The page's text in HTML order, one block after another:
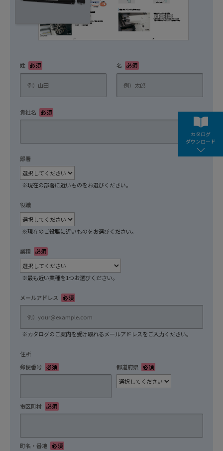
姓 必須 名 必須
貴社名 必須
部署
※現在の部署に近いものをお選びください。
役職
※現在のご役職に近いものをお選びください。
業種 必須
※最も近い業種を1つお選びください。
メールアドレス 必須
※カタログのご案内を受け取れるメールアドレスをご入力ください。
住所
郵便番号 必須 都道府県 必須
市区町村 必須
町名・番地 必須
カタログ
ダウンロード